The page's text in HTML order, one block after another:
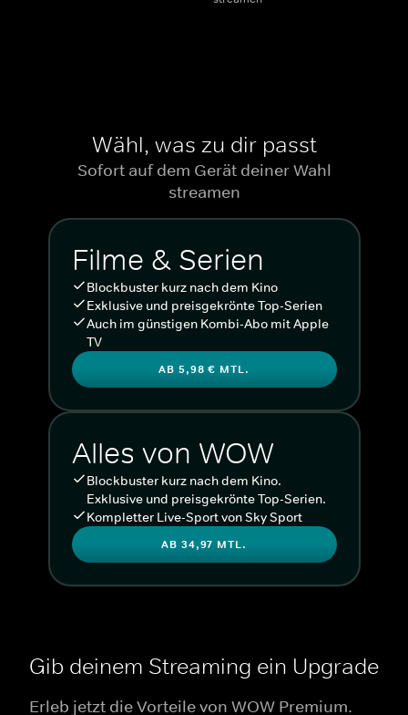
Wähl, was zu dir passt
Sofort auf dem Gerät deiner Wahl
streamen
Filme & Serien
Blockbuster kurz nach dem Kino
Exklusive und preisgekrönte Top-Serien
Auch im günstigen Kombi-Abo mit Apple
TV
AB 5,98 € MTL.
Alles von WOW
Blockbuster kurz nach dem Kino.
Exklusive und preisgekrönte Top-Serien.
Kompletter Live-Sport von Sky Sport
AB 34,97 MTL.
Gib deinem Streaming ein Upgrade
Erleb jetzt die Vorteile von WOW Premium.